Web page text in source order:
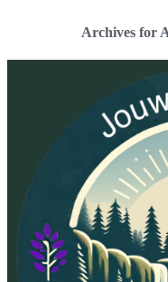
Archives for